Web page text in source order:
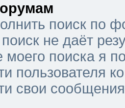
поиск по
не даёт
моего поиска я
пользователя
свои